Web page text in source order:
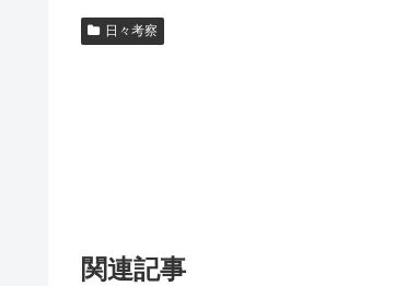
日々考察
関連記事